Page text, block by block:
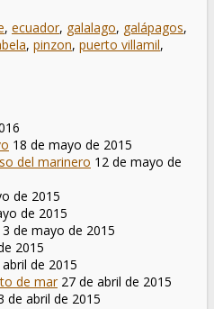
, ecuador, galalago, galápagos,
, pinzon, puerto villamil,
18 de mayo de 2015
del marinero 12 de mayo de
de 2015
de 2015
3 de mayo de 2015
2015
de 2015
de mar 27 de abril de 2015
de abril de 2015